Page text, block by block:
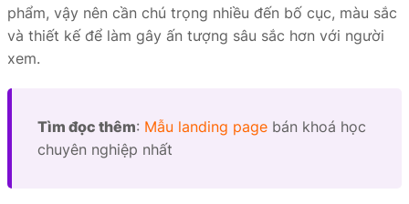
phẩm, vậy nên cần chú trọng nhiều đến bố cục, màu sắc
và thiết kế để làm gây ấn tượng sâu sắc hơn với người
xem.
Tìm đọc thêm: Mẫu landing page bán khoá học
chuyên nghiệp nhất